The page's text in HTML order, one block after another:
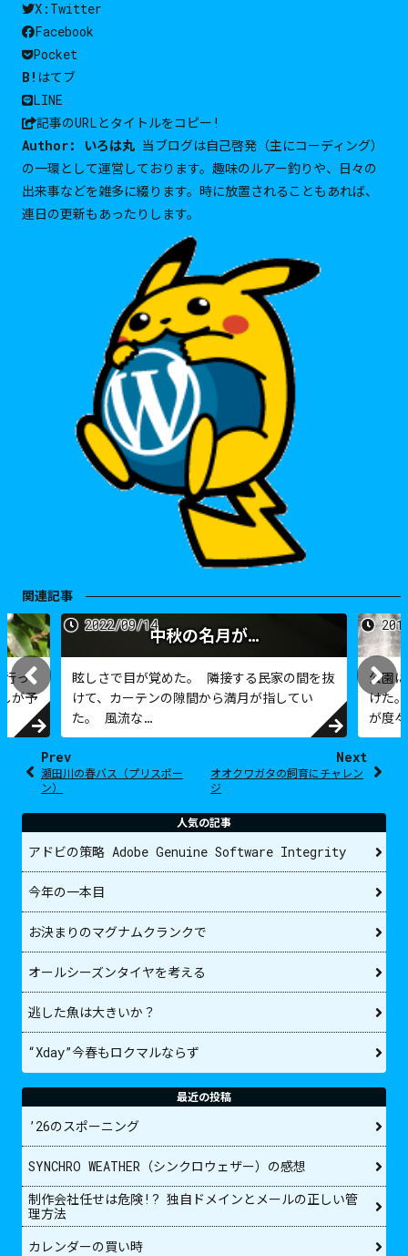
X:Twitter
Facebook
Pocket
B! はてブ
LINE
記事のURLとタイトルをコピー!
Author:
いろは丸 当ブログは自己啓発（主にコーディング）
の一環として運営しております。趣味のルアー釣りや、日々の
出来事などを雑多に綴ります。時に放置されることもあれば、
連日の更新もあったりします。
関連記事
行っ
が予
中秋の名月が…
2022/09/14
眩しさで目が覚めた。 隣接する民家の間を抜
けて、カーテンの隙間から満月が指してい
た。 風流な…
公園
けた
が度
Prev
瀬田川の春バス（プリスポー
ン）
Next
オオクワガタの飼育にチャレン
ジ
人気の記事
アドビの策略 Adobe Genuine Software Integrity
今年の一本目
お決まりのマグナムクランクで
オールシーズンタイヤを考える
逃した魚は大きいか？
“Xday”今春もロクマルならず
最近の投稿
’26のスポーニング
SYNCHRO WEATHER（シンクロウェザー）の感想
制作会社任せは危険!? 独自ドメインとメールの正しい管
理方法
カレンダーの買い時